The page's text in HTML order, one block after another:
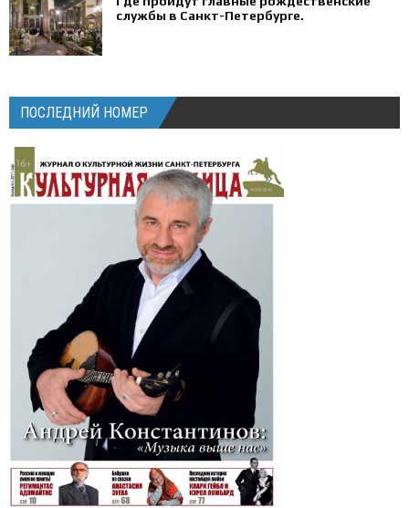
службы в Санкт-Петербурге.
ПОСЛЕДНИЙ НОМЕР